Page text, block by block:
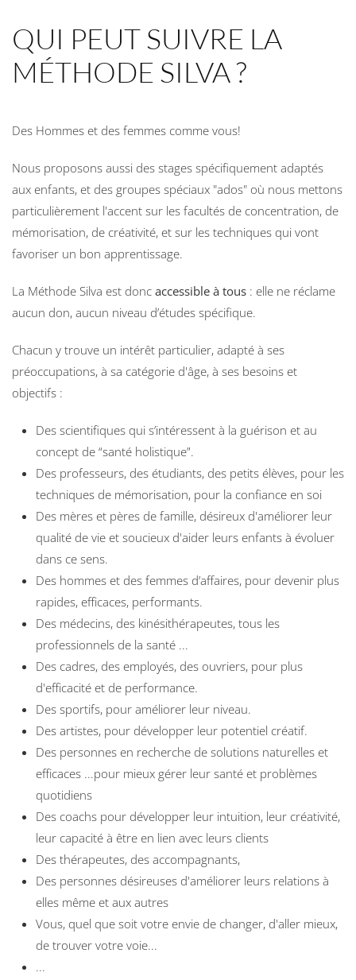
QUI PEUT SUIVRE LA
MÉTHODE SILVA ?
Des Hommes et des femmes comme vous!
Nous proposons aussi des stages spécifiquement adaptés
aux enfants, et des groupes spéciaux "ados" où nous mettons
particulièrement l'accent sur les facultés de concentration, de
mémorisation, de créativité, et sur les techniques qui vont
favoriser un bon apprentissage.
La Méthode Silva est donc accessible à tous : elle ne réclame
aucun don, aucun niveau d’études spécifique.
Chacun y trouve un intérêt particulier, adapté à ses
préoccupations, à sa catégorie d'âge, à ses besoins et
objectifs :
Des scientifiques qui s’intéressent à la guérison et au
concept de “santé holistique”.
Des professeurs, des étudiants, des petits élèves, pour les
techniques de mémorisation, pour la confiance en soi
Des mères et pères de famille, désireux d'améliorer leur
qualité de vie et soucieux d'aider leurs enfants à évoluer
dans ce sens.
Des hommes et des femmes d’affaires, pour devenir plus
rapides, efficaces, performants.
Des médecins, des kinésithérapeutes, tous les
professionnels de la santé ...
Des cadres, des employés, des ouvriers, pour plus
d'efficacité et de performance.
Des sportifs, pour améliorer leur niveau.
Des artistes, pour développer leur potentiel créatif.
Des personnes en recherche de solutions naturelles et
efficaces ...pour mieux gérer leur santé et problèmes
quotidiens
Des coachs pour développer leur intuition, leur créativité,
leur capacité à être en lien avec leurs clients
Des thérapeutes, des accompagnants,
Des personnes désireuses d'améliorer leurs relations à
elles même et aux autres
Vous, quel que soit votre envie de changer, d'aller mieux,
de trouver votre voie...
...